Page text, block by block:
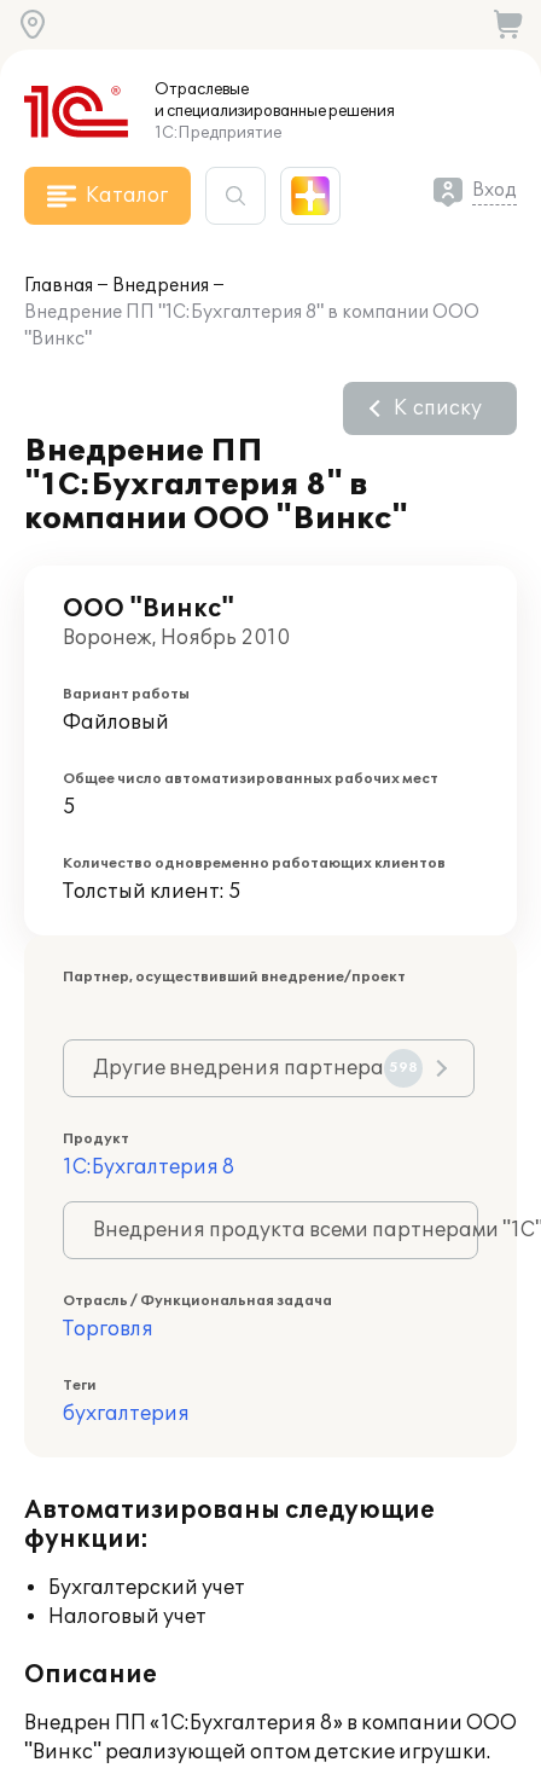
Отраслевые
и специализированныерешения
1С:Предприятие
Каталог Вход
Главная
Внедрения
Внедрение ПП "1С:Бухгалтерия 8" в компании ООО
"Винкс"
Внедрение ПП
"1С:Бухгалтерия 8" в
компании ООО "Винкс"
К списку
ООО "Винкс"
Воронеж, Ноябрь 2010
Вариант работы
Файловый
Общее число автоматизированных рабочих мест
5
Количество одновременно работающих клиентов
Толстый клиент: 5
Партнер, осуществивший внедрение/проект
Другие внедрения партнера 598
Продукт
1С:Бухгалтерия 8
Внедрения продукта всеми партнерами
Отрасль / Функциональная задача
Торговля
Теги
бухгалтерия
Автоматизированы следующие
функции:
Бухгалтерский учет
Налоговый учет
Описание
Внедрен ПП «1С:Бухгалтерия 8» в компании ООО
"Винкс" реализующей оптом детские игрушки.